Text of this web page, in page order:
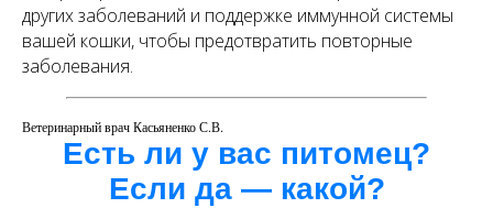
других заболеваний и поддержке иммунной системы
вашей кошки, чтобы предотвратить повторные
заболевания.
Ветеринарный врач Касьяненко С.В.
Есть ли у вас питомец?
Если да — какой?